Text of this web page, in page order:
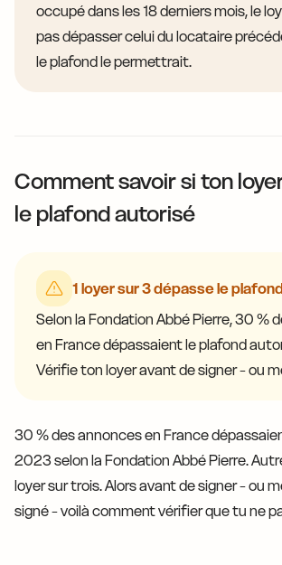
occupé dans les 18 derniers mois, le
pas dépasser celui du locataire
le plafond le permettrait.
Comment savoir si ton
le plafond autorisé
1 loyer sur 3 dépasse le
Selon la Fondation Abbé Pierre, 30 %
en France dépassaient le plafond
Vérifie ton loyer avant de signer - ou
30 % des annonces en France
2023 selon la Fondation Abbé Pierre.
loyer sur trois. Alors avant de signer - ou
signé - voilà comment vérifier que tu ne